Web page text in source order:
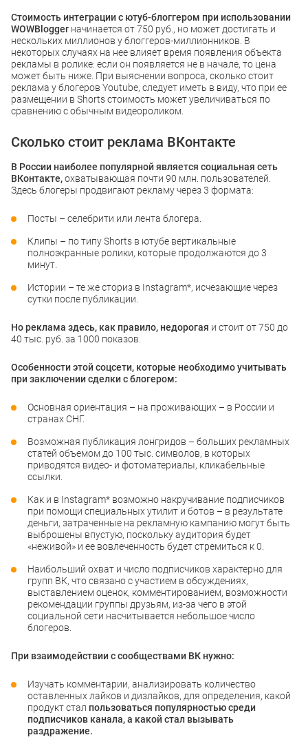
Стоимость интеграции с ютуб-блоггером при использовании
WOWBlogger начинается от 750 руб., но может достигать и
нескольких миллионов у блоггеров-миллионников. В
некоторых случаях на нее влияет время появления объекта
рекламы в ролике: если он появляется не в начале, то цена
может быть ниже. При выяснении вопроса, сколько стоит
реклама у блогеров Youtube, следует иметь в виду, что при ее
размещении в Shorts стоимость может увеличиваться по
сравнению с обычным видеороликом.
Сколько стоит реклама ВКонтакте
В России наиболее популярной является социальная сеть
ВКонтакте,охватывающая почти 90 млн. пользователей.
Здесь блогеры продвигают рекламу через 3 формата:
Посты – селебрити или лента блогера.
Клипы – по типу Shorts в ютубе вертикальные
полноэкранные ролики, которые продолжаются до 3
минут.
Истории – те же сториз в Instagram*, исчезающие через
сутки после публикации.
Но реклама здесь, как правило, недорогая и стоит от 750 до
40 тыс. руб. за 1000 показов.
Особенности этой соцсети, которые необходимо учитывать
при заключении сделки с блогером:
Основная ориентация – на проживающих – в России и
странах СНГ.
Возможная публикация лонгридов – больших рекламных
статей объемом до 100 тыс. символов, в которых
приводятся видео- и фотоматериалы, кликабельные
ссылки.
Как и в Instagram* возможно накручивание подписчиков
при помощи специальных утилит и ботов – в результате
деньги, затраченные на рекламную кампанию могут быть
выброшены впустую, поскольку аудитория будет
«неживой» и ее вовлеченность будет стремиться к 0.
Наибольший охват и число подписчиков характерно для
групп ВК, что связано с участием в обсуждениях,
выставлением оценок, комментированием, возможности
рекомендации группы друзьям, из-за чего в этой
социальной сети насчитывается небольшое число
блогеров.
При взаимодействии с сообществами ВК нужно:
Изучать комментарии, анализировать количество
оставленных лайков и дизлайков, для определения, какой
продукт стал пользоваться популярностью среди
подписчиков канала, а какой стал вызывать
раздражение.